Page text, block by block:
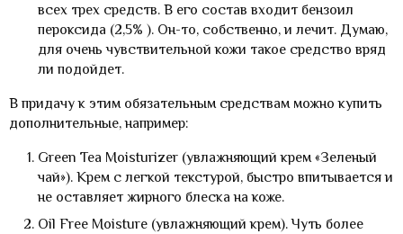
всех трех средств. В его состав входит бензоил
пероксида (2,5% ). Он-то, собственно, и лечит. Думаю,
для очень чувствительной кожи такое средство вряд
ли подойдет.
В придачу к этим обязательным средствам можно купить
дополнительные, например:
Green Tea Moisturizer (увлажняющий крем «Зеленый
чай»). Крем с легкой текстурой, быстро впитывается и
не оставляет жирного блеска на коже.
Oil Free Moisture (увлажняющий крем). Чуть более